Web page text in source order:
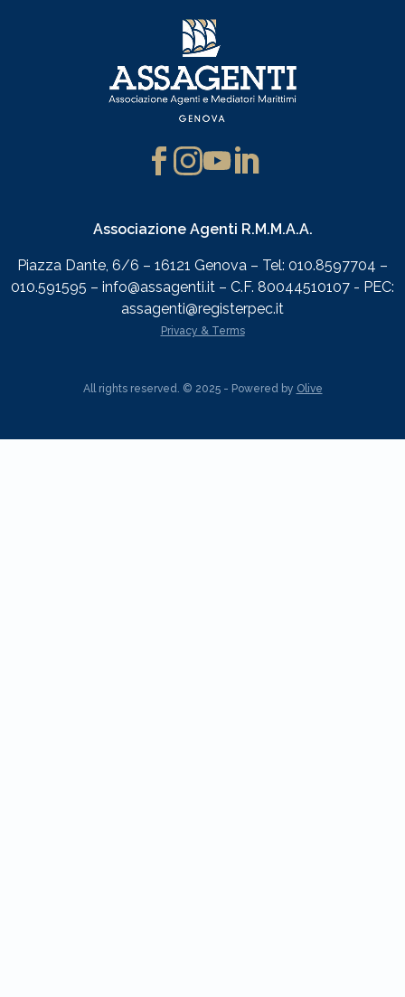
Associazione Agenti R.M.M.A.A.
Piazza Dante, 6/6 – 16121 Genova – Tel: 010.8597704 –
010.591595 – info@assagenti.it – C.F. 80044510107 - PEC:
assagenti@registerpec.it
Privacy & Terms
All rights reserved. © 2025 - Powered by Olive